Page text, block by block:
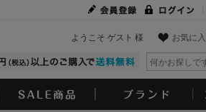
お気に入
ようこそ ゲスト 様